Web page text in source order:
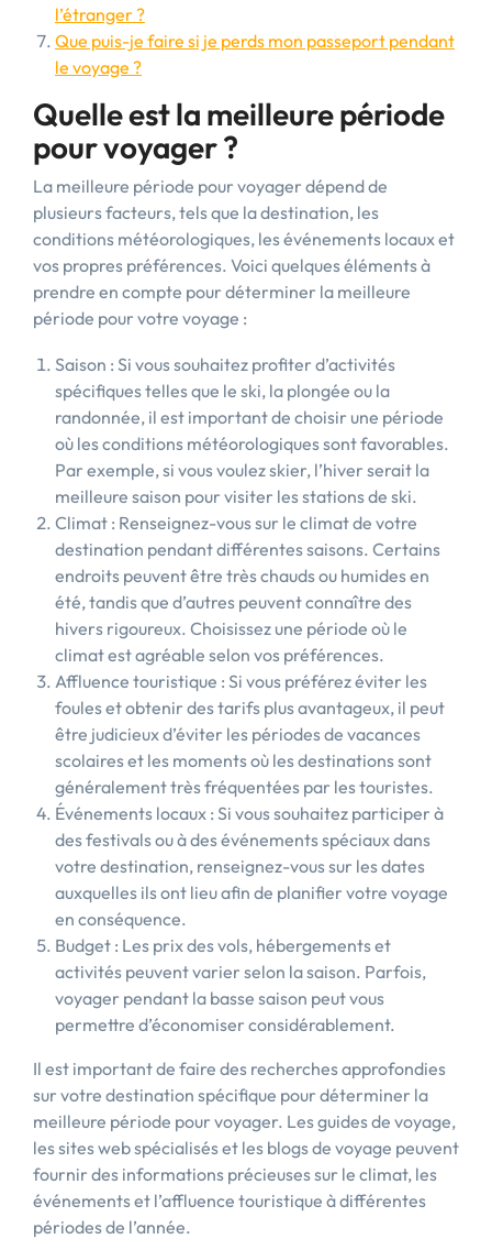
l’étranger ?
Que puis-je faire si je perds mon passeport pendant
le voyage ?
Quelle est la meilleure période
pour voyager ?
La meilleure période pour voyager dépend de
plusieurs facteurs, tels que la destination, les
conditions météorologiques, les événements locaux et
vos propres préférences. Voici quelques éléments à
prendre en compte pour déterminer la meilleure
période pour votre voyage :
Saison : Si vous souhaitez profiter d’activités
spécifiques telles que le ski, la plongée ou la
randonnée, il est important de choisir une période
où les conditions météorologiques sont favorables.
Par exemple, si vous voulez skier, l’hiver serait la
meilleure saison pour visiter les stations de ski.
Climat : Renseignez-vous sur le climat de votre
destination pendant différentes saisons. Certains
endroits peuvent être très chauds ou humides en
été, tandis que d’autres peuvent connaître des
hivers rigoureux. Choisissez une période où le
climat est agréable selon vos préférences.
Affluence touristique : Si vous préférez éviter les
foules et obtenir des tarifs plus avantageux, il peut
être judicieux d’éviter les périodes de vacances
scolaires et les moments où les destinations sont
généralement très fréquentées par les touristes.
Événements locaux : Si vous souhaitez participer à
des festivals ou à des événements spéciaux dans
votre destination, renseignez-vous sur les dates
auxquelles ils ont lieu afin de planifier votre voyage
en conséquence.
Budget : Les prix des vols, hébergements et
activités peuvent varier selon la saison. Parfois,
voyager pendant la basse saison peut vous
permettre d’économiser considérablement.
Il est important de faire des recherches approfondies
sur votre destination spécifique pour déterminer la
meilleure période pour voyager. Les guides de voyage,
les sites web spécialisés et les blogs de voyage peuvent
fournir des informations précieuses sur le climat, les
événements et l’affluence touristique à différentes
périodes de l’année.